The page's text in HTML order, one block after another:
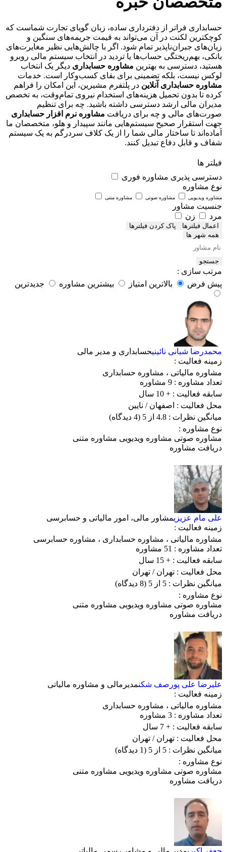
حسابداری فراتر از دفترداری ساده، زبان گویای تجارت شماست که
کوچکترین لکنت در آن می‌تواند به قیمت جریمه‌های سنگین و
زیان‌های جبران‌ناپذیر تمام شود. اگر با چالش‌هایی نظیر مغایرت‌های
بانکی، بهم‌ریختگی حساب‌ها یا تردید در انتخاب سیستم مالی روبرو
هستید، دسترسی به بهترین مشاوره حسابداری دیگر یک انتخاب
لوکس نیست، بلکه تضمینی برای بقای کسب‌وکار است. خدمات
مشاوره حسابداری آنلاین در پلتفرم مشیرین، این امکان را فراهم
کرده تا بدون تحمیل هزینه‌های استخدام نیروی تمام‌وقت، به تخصص
مدیران مالی ارشد دسترسی داشته باشید. چه برای تنظیم
صورت‌های مالی و چه برای دریافت مشاوره نرم افزار حسابداری
جهت استقرار صحیح سیستم‌هایی مانند سپیدار و هلو، متخصصان ما
آماده‌اند تا ساختار مالی شما را از یک کلاف سردرگم به یک سیستم
شفاف و قابل دفاع تبدیل کنند.
فیلتر ها
دسترسی پذیری مشاوره فوری
نوع مشاوره
مشاوره ویدیویی مشاوره صوتی مشاوره متنی
جنسیت مشاور
مرد
زن
اعمال فیلترها
همه شهر ها
جستجو
مرتب سازی :
پیش فرض
بالاترین امتیاز بیشترین مشاوره جدیدترین
محمدرضا شبانی نائینیحسابداری و مدیر مالی
زمینه فعالیت :
مشاوره مالیاتی ، مشاوره حسابداری
تعداد مشاوره : 9 مشاوره
سابقه فعالیت : + 10 سال
محل فعالیت : اصفهان/ نایین
میانگین نظرات : 4.8 از 5
(4 دیدگاه)
نوع مشاوره :
مشاوره صوتی مشاوره ویدیویی مشاوره متنی
دریافت مشاوره
علی مام عزیزیمشاور مالی، امور مالیاتی و حسابرسی
زمینه فعالیت :
مشاوره مالیاتی ، مشاوره حسابداری ، مشاوره حسابرسی
تعداد مشاوره : 51 مشاوره
سابقه فعالیت : + 15 سال
محل فعالیت : تهران/ تهران
میانگین نظرات : 5 از 5
(8 دیدگاه)
نوع مشاوره :
مشاوره صوتی مشاوره ویدیویی مشاوره متنی
دریافت مشاوره
علیرضا علی پورصف شکنمدیرمالی و مشاوره مالیاتی
زمینه فعالیت :
مشاوره مالیاتی ، مشاوره حسابداری
تعداد مشاوره : 3 مشاوره
سابقه فعالیت : + 7 سال
محل فعالیت : تهران/ تهران
میانگین نظرات : 5 از 5
(1 دیدگاه)
نوع مشاوره :
مشاوره صوتی مشاوره ویدیویی مشاوره متنی
دریافت مشاوره